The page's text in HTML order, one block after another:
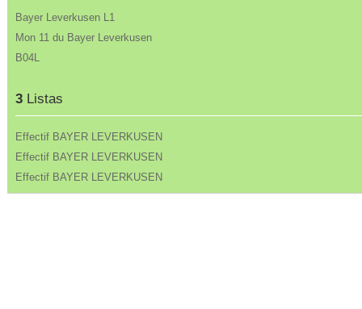
Bayer Leverkusen L1
Mon 11 du Bayer Leverkusen
B04L
3Listas
Effectif BAYER LEVERKUSEN
Effectif BAYER LEVERKUSEN
Effectif BAYER LEVERKUSEN